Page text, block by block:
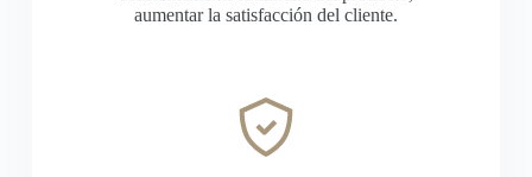
aumentar la satisfacción del cliente.